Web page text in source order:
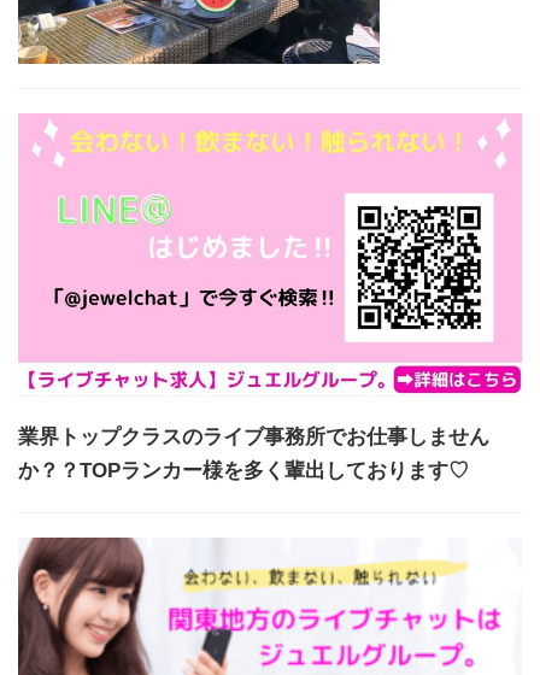
業界トップクラスのライブ事務所でお仕事しません
か？？TOPランカー様を多く輩出しております♡